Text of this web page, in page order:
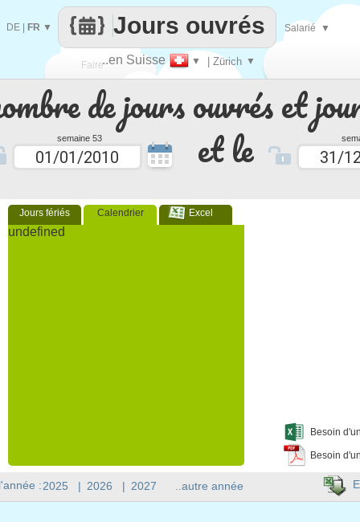
de jours ouvrés et
semaine 53 et le
Jours fériés Calendrier Excel
undefined
Besoin
Besoin
Faire
que
..en Suisse ▼ | Zürich ▼
Jours ouvrés
DE FR ▼ Salarié ▼
:2025 | 2026 | 2027 ..autre année